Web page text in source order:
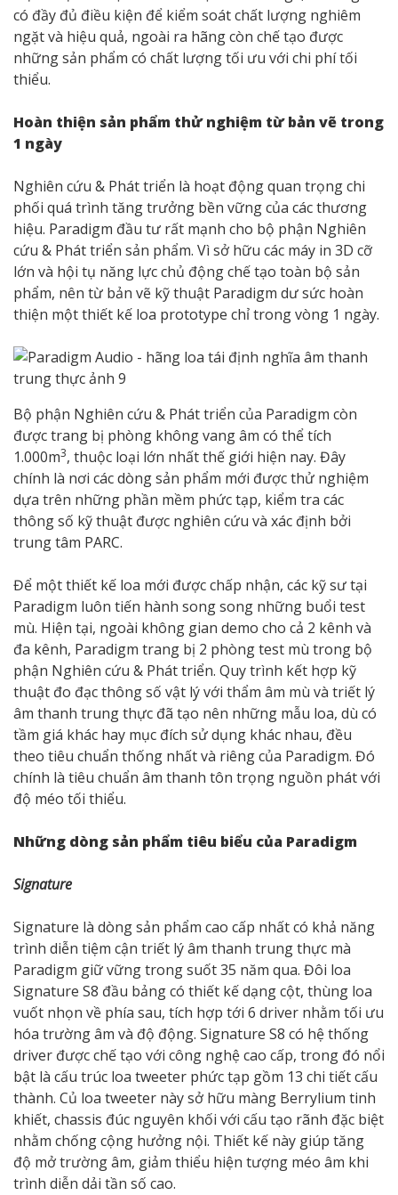
có đầy đủ điều kiện để kiểm soát chất lượng nghiêm
ngặt và hiệu quả, ngoài ra hãng còn chế tạo được
những sản phẩm có chất lượng tối ưu với chi phí tối
thiểu.
Hoàn thiện sản phẩm thử nghiệm từ bản vẽ trong
1 ngày
Nghiên cứu & Phát triển là hoạt động quan trọng chi
phối quá trình tăng trưởng bền vững của các thương
hiệu. Paradigm đầu tư rất mạnh cho bộ phận Nghiên
cứu & Phát triển sản phẩm. Vì sở hữu các máy in 3D cỡ
lớn và hội tụ năng lực chủ động chế tạo toàn bộ sản
phẩm, nên từ bản vẽ kỹ thuật Paradigm dư sức hoàn
thiện một thiết kế loa prototype chỉ trong vòng 1 ngày.
Bộ phận Nghiên cứu & Phát triển của Paradigm còn
được trang bị phòng không vang âm có thể tích
1.000m3, thuộc loại lớn nhất thế giới hiện nay. Đây
chính là nơi các dòng sản phẩm mới được thử nghiệm
dựa trên những phần mềm phức tạp, kiểm tra các
thông số kỹ thuật được nghiên cứu và xác định bởi
trung tâm PARC.
Để một thiết kế loa mới được chấp nhận, các kỹ sư tại
Paradigm luôn tiến hành song song những buổi test
mù. Hiện tại, ngoài không gian demo cho cả 2 kênh và
đa kênh, Paradigm trang bị 2 phòng test mù trong bộ
phận Nghiên cứu & Phát triển. Quy trình kết hợp kỹ
thuật đo đạc thông số vật lý với thẩm âm mù và triết lý
âm thanh trung thực đã tạo nên những mẫu loa, dù có
tầm giá khác hay mục đích sử dụng khác nhau, đều
theo tiêu chuẩn thống nhất và riêng của Paradigm. Đó
chính là tiêu chuẩn âm thanh tôn trọng nguồn phát với
độ méo tối thiểu.
Những dòng sản phẩm tiêu biểu của Paradigm
Signature
Signature là dòng sản phẩm cao cấp nhất có khả năng
trình diễn tiệm cận triết lý âm thanh trung thực mà
Paradigm giữ vững trong suốt 35 năm qua. Đôi loa
Signature S8 đầu bảng có thiết kế dạng cột, thùng loa
vuốt nhọn về phía sau, tích hợp tới 6 driver nhằm tối ưu
hóa trường âm và độ động. Signature S8 có hệ thống
driver được chế tạo với công nghệ cao cấp, trong đó nổi
bật là cấu trúc loa tweeter phức tạp gồm 13 chi tiết cấu
thành. Củ loa tweeter này sở hữu màng Berrylium tinh
khiết, chassis đúc nguyên khối với cấu tạo rãnh đặc biệt
nhằm chống cộng hưởng nội. Thiết kế này giúp tăng
độ mở trường âm, giảm thiểu hiện tượng méo âm khi
trình diễn dải tần số cao.